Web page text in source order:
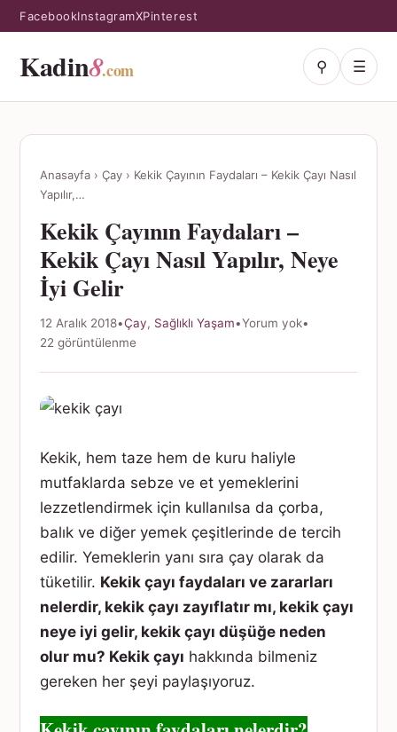
FacebookInstagramXPinterest
Kadin8.com ⚲ ☰
Anasayfa › Çay › Kekik Çayının Faydaları – Kekik Çayı Nasıl
Yapılır,…
Kekik Çayının Faydaları –
Kekik Çayı Nasıl Yapılır, Neye
İyi Gelir
12 Aralık 2018•Çay, Sağlıklı Yaşam•Yorum yok•
22 görüntülenme
Kekik, hem taze hem de kuru haliyle
mutfaklarda sebze ve et yemeklerini
lezzetlendirmek için kullanılsa da çorba,
balık ve diğer yemek çeşitlerinde de tercih
edilir. Yemeklerin yanı sıra çay olarak da
tüketilir. Kekik çayı faydaları ve zararları
nelerdir, kekik çayı zayıflatır mı, kekik çayı
neye iyi gelir, kekik çayı düşüğe neden
olur mu? Kekik çayı hakkında bilmeniz
gereken her şeyi paylaşıyoruz.